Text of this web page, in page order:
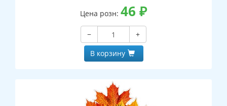
Цена розн: 46 ₽
−
+
В корзину